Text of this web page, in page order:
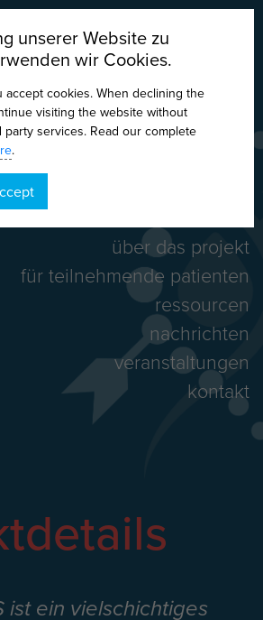
über das projekt
für teilnehmende patienten
ressourcen
nachrichten
veranstaltungen
kontakt
ist ein vielschichtiges
unserer Website zu
wir Cookies.
accept cookies. When declining the
visiting the website without
services. Read our complete
.